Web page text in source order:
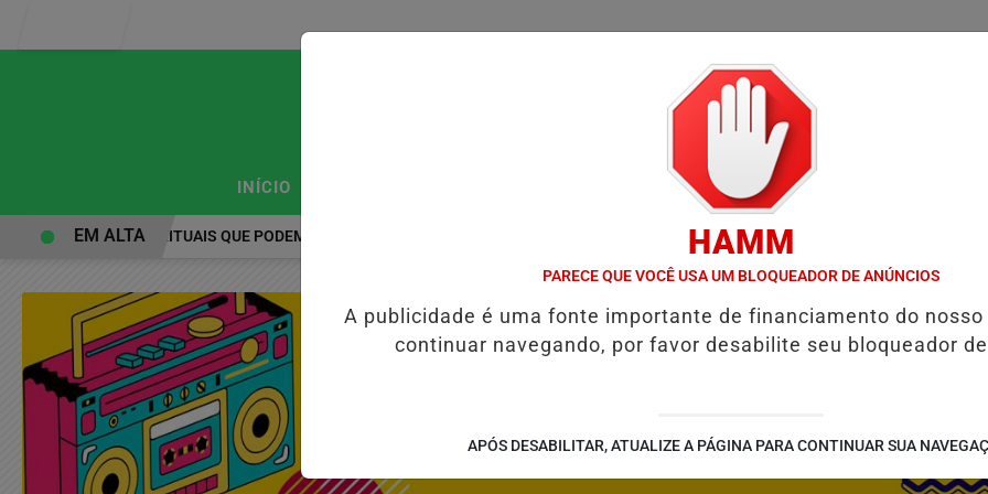
INÍCIO COLUNAS EMPREGOS
PRÁTICAS ESPIRITUAIS QUE PODEM FORTALECER A SAÚDE MENTAL E RESTAURAR O EQUILÍBRIO EMOCIONAL FIM DA COPA DO
EM ALTA HAMM
PARECE QUE VOCÊ USA UM BLOQUEADOR DE ANÚNCIOS
A publicidade é uma fonte importante de financiamento do nosso
continuar navegando, por favor desabilite seu bloqueador
APÓS DESABILITAR, ATUALIZE A PÁGINA PARA CONTINUAR SUA